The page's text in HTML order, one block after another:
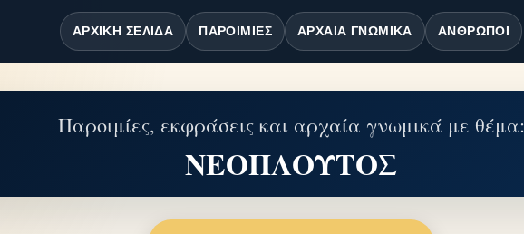
ΑΡΧΙΚΉ ΣΕΛΊΔΑ ΠΑΡΟΙΜΊΕΣ ΑΡΧΑΊΑ ΓΝΩΜΙΚΆ ΆΝΘΡΩΠΟΙ
Παροιμίες, εκφράσεις και αρχαία γνωμικά με θέμα:
ΝΕΟΠΛΟΥΤΟΣ